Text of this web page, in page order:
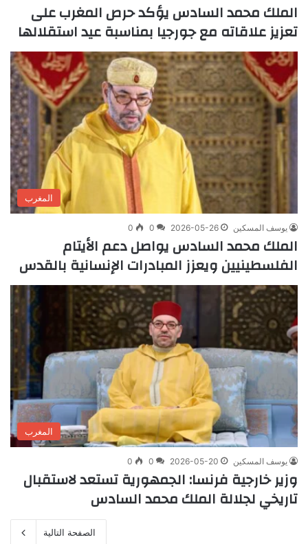
الملك محمد السادس يؤكد حرص المغرب على
تعزيز علاقاته مع جورجيا بمناسبة عيد استقلالها
المغرب
يوسف المسكين 2026-05-26
0
0
الملك محمد السادس يواصل دعم الأيتام
الفلسطينيين ويعزز المبادرات الإنسانية بالقدس
المغرب
يوسف المسكين 2026-05-20
0
0
وزير خارجية فرنسا: الجمهورية تستعد لاستقبال
تاريخي لجلالة الملك محمد السادس
الصفحة التالية